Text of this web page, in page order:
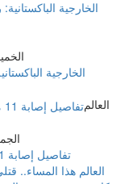
الخميس 06 أغسطس
الخارجية
العالم
الجمعة 07 أغسطس
تفاصيل إصابة 11 مدنياً في اعتداءات حوثية على نجران